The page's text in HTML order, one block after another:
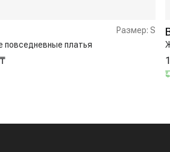
повседневные платья
Размер: S